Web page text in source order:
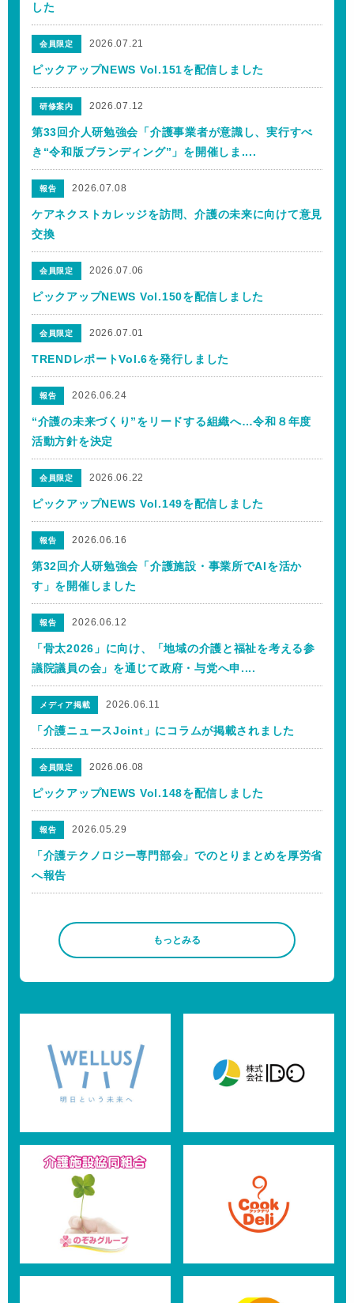
した
会員限定 2026.07.21
ピックアップNEWS Vol.151を配信しました
研修案内 2026.07.12
第33回介人研勉強会「介護事業者が意識し、実行すべ
き“令和版ブランディング”」を開催しま....
報告 2026.07.08
ケアネクストカレッジを訪問、介護の未来に向けて意見
交換
会員限定 2026.07.06
ピックアップNEWS Vol.150を配信しました
会員限定 2026.07.01
TRENDレポートVol.6を発行しました
報告 2026.06.24
“介護の未来づくり”をリードする組織へ…令和８年度
活動方針を決定
会員限定 2026.06.22
ピックアップNEWS Vol.149を配信しました
報告 2026.06.16
第32回介人研勉強会「介護施設・事業所でAIを活か
す」を開催しました
報告 2026.06.12
「骨太2026」に向け、「地域の介護と福祉を考える参
議院議員の会」を通じて政府・与党へ申....
メディア掲載 2026.06.11
「介護ニュースJoint」にコラムが掲載されました
会員限定 2026.06.08
ピックアップNEWS Vol.148を配信しました
報告 2026.05.29
「介護テクノロジー専門部会」でのとりまとめを厚労省
へ報告
もっとみる